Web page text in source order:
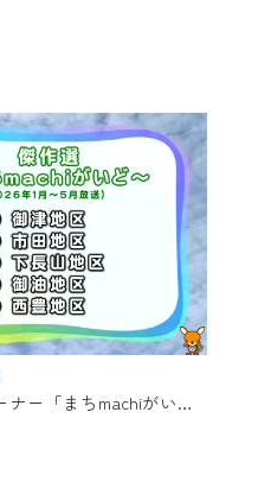
各地区の魅力を紹介するコーナー「まちmachiがいど」傑作選 〇御津地区 〇市田地区 〇下長山地区 〇御油地区 〇豊地区